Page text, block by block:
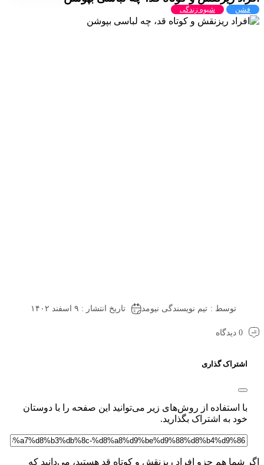
فشن شیوه زندگی
توسط : تیم نویسندگی نیومد تاریخ انتشار : ۹ اسفند ۱۴۰۲
0 دیدگاه
اشتراک گذاری
با استفاده از روش‌های زیر می‌توانید این صفحه را با دوستان
خود به اشتراک بگذارید.
شما هم جزو افراد ریزنقش و کوتاه قد هستید، می‌دانید که